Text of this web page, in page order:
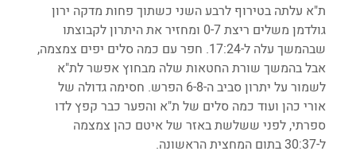
ת"א עלתה בטירוף לרבע השני כשתוך פחות מדקה ירון
גולדמן משלים ריצת 0-7 ומחזיר את היתרון לקבוצתו
שבהמשך עלה ל-17:24. חפר עם כמה סלים יפים צמצמה,
אבל בהמשך שורת החטאות שלה מבחוץ אפשר לת"א
לשמור על יתרון סביב ה-6-8 הפרש. חסימה גדולה של
אורי כהן ועוד כמה סלים של ת"א והפער כבר קפץ לדו
ספרתי, לפני ששלשת באזר של איטם כהן צמצמה
ל-30:37 בתום המחצית הראשונה.